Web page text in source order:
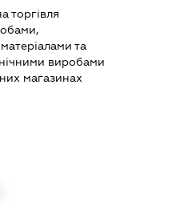
торгівля
та
виробами
магазинах